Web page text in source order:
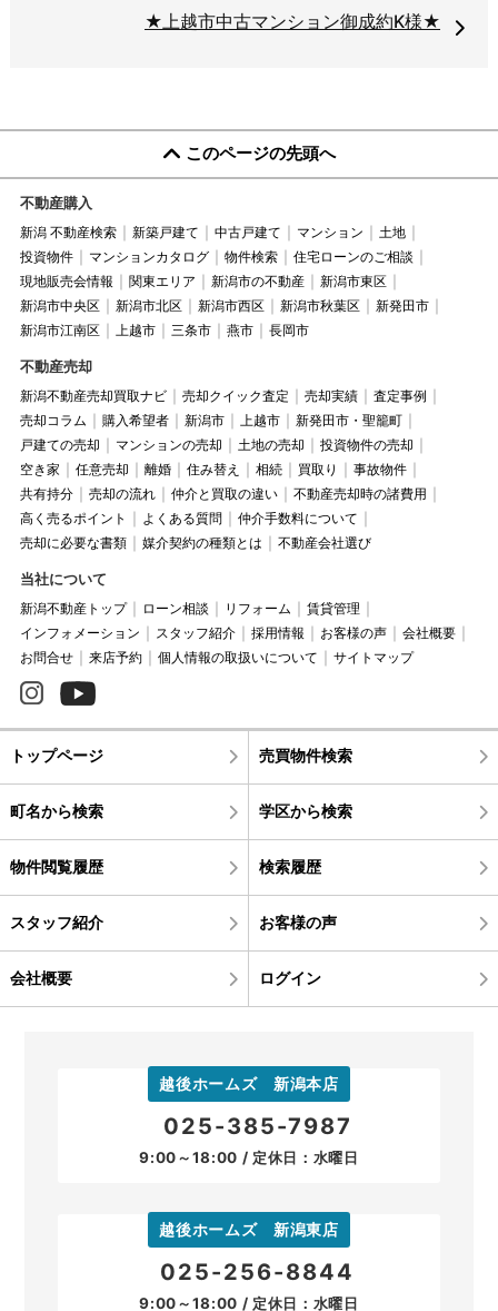
★上越市中古マンション御成約K様★
このページの先頭へ
不動産購入
新潟 不動産検索 新築戸建て 中古戸建て マンション
土地
投資物件
マンションカタログ 物件検索
住宅ローンのご相談
現地販売会情報
関東エリア 新潟市の不動産
新潟市東区
新潟市中央区
新潟市北区 新潟市西区 新潟市秋葉区
新発田市
新潟市江南区
上越市 三条市 燕市 長岡市
不動産売却
新潟不動産売却買取ナビ 売却クイック査定 売却実績
査定事例
売却コラム
購入希望者 新潟市 上越市
新発田市・聖籠町
戸建ての売却
マンションの売却 土地の売却
投資物件の売却
空き家
任意売却 離婚 住み替え 相続 買取り
事故物件
共有持分
売却の流れ 仲介と買取の違い
不動産売却時の諸費用
高く売るポイント
よくある質問
仲介手数料について
売却に必要な書類
媒介契約の種類とは 不動産会社選び
当社について
新潟不動産トップ ローン相談 リフォーム
賃貸管理
インフォメーション
スタッフ紹介 採用情報 お客様の声
会社概要
お問合せ
来店予約 個人情報の取扱いについて サイトマップ
トップページ 売買物件検索
町名から検索 学区から検索
物件閲覧履歴 検索履歴
スタッフ紹介 お客様の声
会社概要 ログイン
越後ホームズ 新潟本店
025-385-7987
9:00～18:00 / 定休日：水曜日
越後ホームズ 新潟東店
025-256-8844
9:00～18:00 / 定休日：水曜日